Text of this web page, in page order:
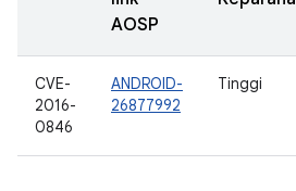
AOSP
CVE-
2016-
0846
ANDROID-
26877992
Tinggi